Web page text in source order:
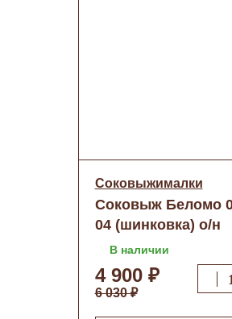
Соковыжималки
Соковыж Беломо
04 (шинковка) о/н
В наличии
4 900 ₽
6 030 ₽